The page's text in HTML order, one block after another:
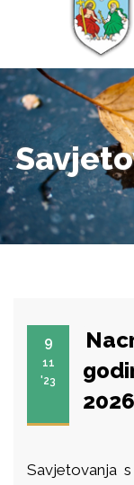
9
11
'23
Savjetovanja